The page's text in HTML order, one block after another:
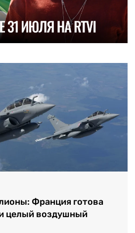
Франция готова
целый воздушный